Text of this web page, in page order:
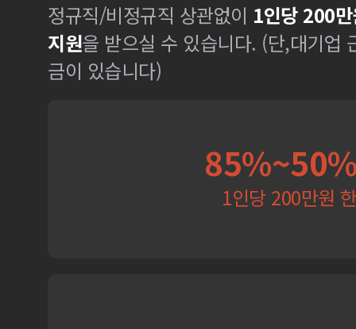
정규직/비정규직 상관없이 1인당 200
지원을 받으실 수 있습니다. (단,대기업
금이 있습니다)
1인당 200만원